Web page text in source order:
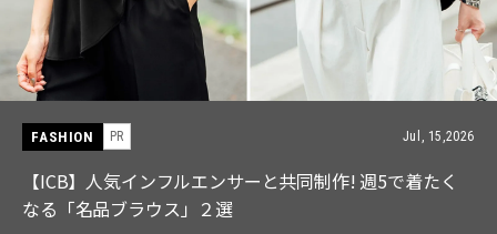
FASHION PR Jul, 15,2026
【ICB】人気インフルエンサーと共同制作! 週5で着たく
なる「名品ブラウス」２選